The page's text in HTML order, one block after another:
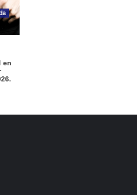
en